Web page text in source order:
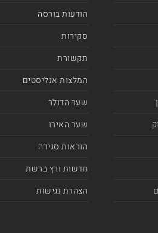
הודעות בורסה
סקירות
תקשורת
המלצות אנליסטים
שער הדולר
שער האירו
הוראות סגירה
חדשות ורץ ברשת
הצהרת נגישות